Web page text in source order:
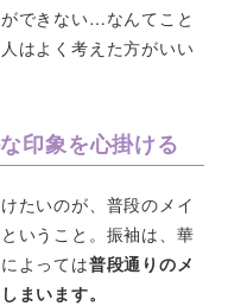
できない…なんてこと
はよく考えた方がいい
印象を心掛ける
たいのが、普段のメイ
いうこと。振袖は、華
よっては普段通りのメ
まいます。